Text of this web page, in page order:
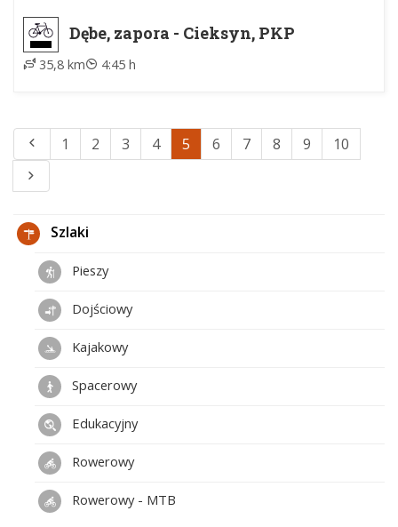
Dębe, zapora - Cieksyn, PKP
35,8 km 4:45 h
1 2 3 4 5 6 7 8 9 10
Szlaki
Pieszy
Dojściowy
Kajakowy
Spacerowy
Edukacyjny
Rowerowy
Rowerowy - MTB